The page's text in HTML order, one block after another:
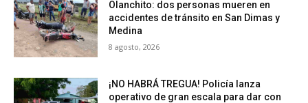
Olanchito: dos personas mueren en
accidentes de tránsito en San Dimas y
Medina
8 agosto, 2026
¡NO HABRÁ TREGUA! Policía lanza
operativo de gran escala para dar con